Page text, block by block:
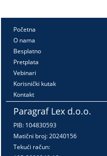
Početna
O nama
Besplatno
Pretplata
Vebinari
Korisnički kutak
Kontakt
Paragraf Lex d.o.o.
PIB: 104830593
Matični broj: 20240156
Tekući račun: